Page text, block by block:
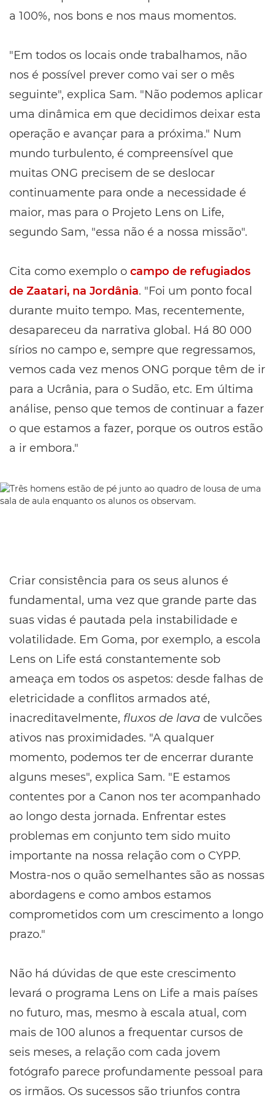
a 100%, nos bons e nos maus momentos.
"Em todos os locais onde trabalhamos, não
nos é possível prever como vai ser o mês
seguinte", explica Sam. "Não podemos aplicar
uma dinâmica em que decidimos deixar esta
operação e avançar para a próxima." Num
mundo turbulento, é compreensível que
muitas ONG precisem de se deslocar
continuamente para onde a necessidade é
maior, mas para o Projeto Lens on Life,
segundo Sam, "essa não é a nossa missão".
Cita como exemplo o campo de refugiados
de Zaatari, na Jordânia. "Foi um ponto focal
durante muito tempo. Mas, recentemente,
desapareceu da narrativa global. Há 80 000
sírios no campo e, sempre que regressamos,
vemos cada vez menos ONG porque têm de ir
para a Ucrânia, para o Sudão, etc. Em última
análise, penso que temos de continuar a fazer
o que estamos a fazer, porque os outros estão
a ir embora."
Criar consistência para os seus alunos é
fundamental, uma vez que grande parte das
suas vidas é pautada pela instabilidade e
volatilidade. Em Goma, por exemplo, a escola
Lens on Life está constantemente sob
ameaça em todos os aspetos: desde falhas de
eletricidade a conflitos armados até,
inacreditavelmente, fluxos de lava de vulcões
ativos nas proximidades. "A qualquer
momento, podemos ter de encerrar durante
alguns meses", explica Sam. "E estamos
contentes por a Canon nos ter acompanhado
ao longo desta jornada. Enfrentar estes
problemas em conjunto tem sido muito
importante na nossa relação com o CYPP.
Mostra-nos o quão semelhantes são as nossas
abordagens e como ambos estamos
comprometidos com um crescimento a longo
prazo."
Não há dúvidas de que este crescimento
levará o programa Lens on Life a mais países
no futuro, mas, mesmo à escala atual, com
mais de 100 alunos a frequentar cursos de
seis meses, a relação com cada jovem
fotógrafo parece profundamente pessoal para
os irmãos. Os sucessos são triunfos contra